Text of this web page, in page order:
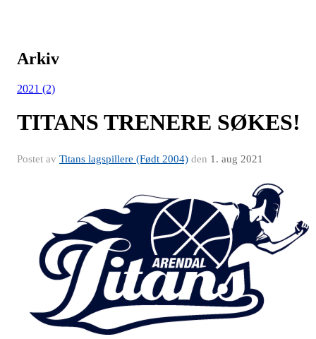
Arkiv
2021 (2)
TITANS TRENERE SØKES!
Postet av Titans lagspillere (Født 2004) den 1. aug 2021